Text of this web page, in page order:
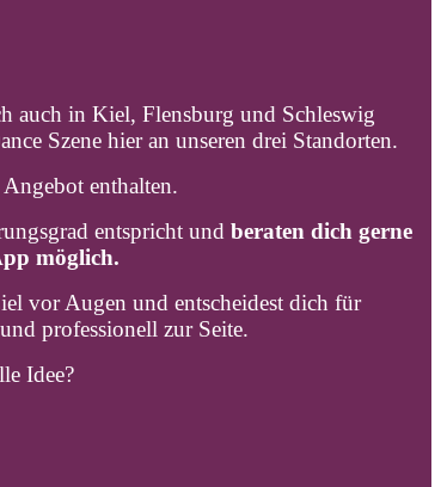
auch in Kiel, Flensburg und Schleswig
Szene hier an unseren drei Standorten.
enthalten.
entspricht und beraten dich gerne
möglich.
vor Augen und entscheidest dich für
professionell zur Seite.
Idee?